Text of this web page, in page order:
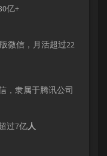
亿+
微信，月活超过22
，隶属于腾讯公司
过7亿人